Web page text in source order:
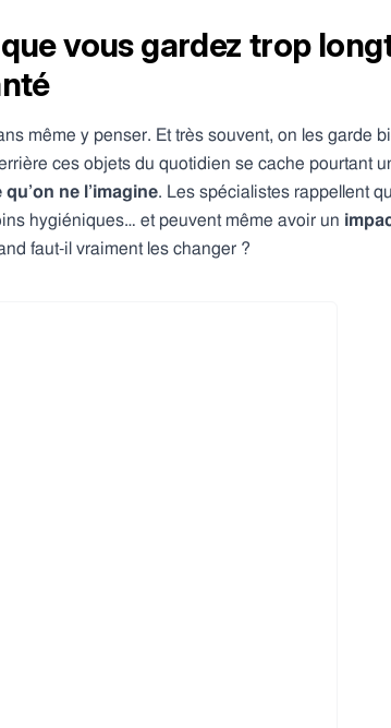
vous gardez trop
même y penser. Et très souvent, on les garde
ces objets du quotidien se cache pourtant
ne l’imagine. Les spécialistes rappellent
hygiéniques… et peuvent même avoir un
faut-il vraiment les changer ?